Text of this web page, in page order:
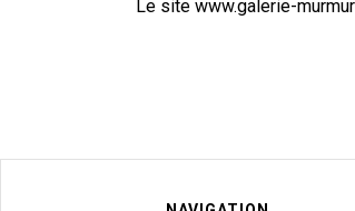
Le site www.galerie-